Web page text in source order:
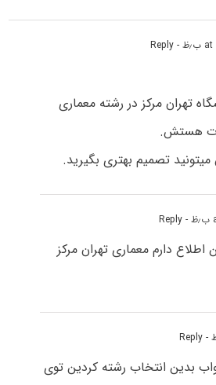
- Reply
تهران مرکز در رشته معماری
هستش.
تصمیم بهتری بگیرید.
- Reply
دارم معماری تهران مرکز
- Reply
بدین انتخاب رشته کردین توی